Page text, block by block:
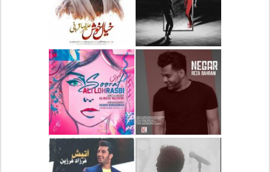
دانلود آلبوم جدید سیروان
خسروی بنام مونولوگ
دانلود آهنگ جدید علیرضا
قربانی بنام خیال خوش
دانلود آهنگ جدید رضا
بهرام بنام نگار
دانلود آهنگ جدید علی
لهراسبی بنام صورت